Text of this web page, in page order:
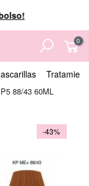
0
88/43 60ML
-43%